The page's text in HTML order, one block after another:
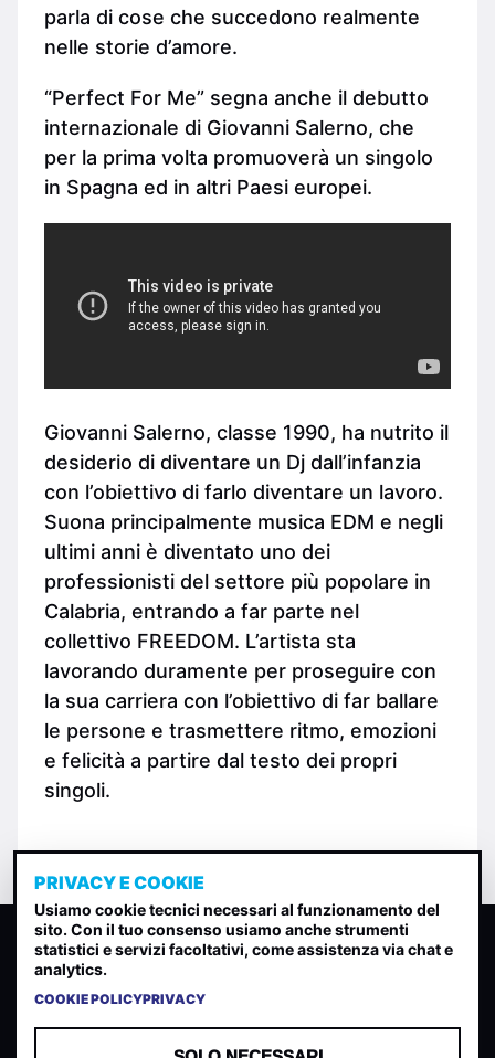
parla di cose che succedono realmente
nelle storie d’amore.
“Perfect For Me” segna anche il debutto
internazionale di Giovanni Salerno, che
per la prima volta promuoverà un singolo
in Spagna ed in altri Paesi europei.
Giovanni Salerno, classe 1990, ha nutrito il
desiderio di diventare un Dj dall’infanzia
con l’obiettivo di farlo diventare un lavoro.
Suona principalmente musica EDM e negli
ultimi anni è diventato uno dei
professionisti del settore più popolare in
Calabria, entrando a far parte nel
collettivo FREEDOM. L’artista sta
lavorando duramente per proseguire con
la sua carriera con l’obiettivo di far ballare
le persone e trasmettere ritmo, emozioni
e felicità a partire dal testo dei propri
singoli.
CLASSIFICA INDIE
Classifica per indice di gradimento generata dall analisi di
PRIVACY E COOKIE
Usiamo cookie tecnici necessari al funzionamento del
sito. Con il tuo consenso usiamo anche strumenti
statistici e servizi facoltativi, come assistenza via chat e
analytics.
COOKIE POLICYPRIVACY